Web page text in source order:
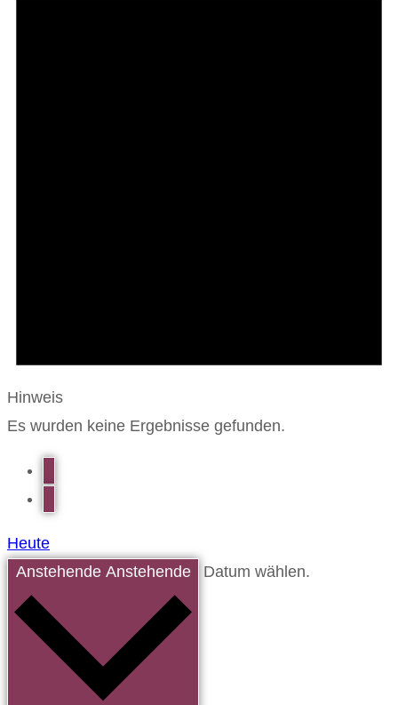
Hinweis
Es wurden keine Ergebnisse gefunden.
Heute
Anstehende Anstehende Datum wählen.